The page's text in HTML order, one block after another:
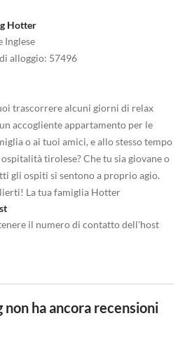
Hotter
Inglese
alloggio: 57496
trascorrere alcuni giorni di relax
accogliente appartamento per le
o ai tuoi amici, e allo stesso tempo
tirolese? Che tu sia giovane o
gli ospiti si sentono a proprio agio.
La tua famiglia Hotter
il numero di contatto dell'host
ha ancora recensioni